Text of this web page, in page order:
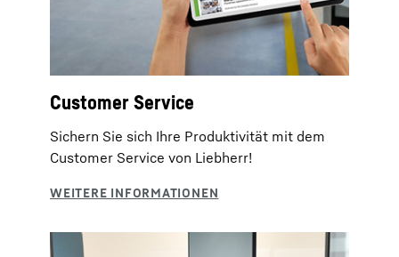
Customer Service
Sichern Sie sich Ihre Produktivität mit dem
Customer Service von Liebherr!